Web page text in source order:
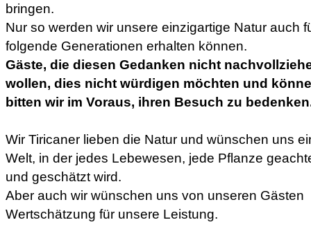
bringen.
Nur so werden wir unsere einzigartige Natur auch
folgende Generationen erhalten können.
Gäste, die diesen Gedanken nicht
wollen, dies nicht würdigen möchten und
bitten wir im Voraus, ihren Besuch zu
Wir Tiricaner lieben die Natur und wünschen uns
Welt, in der jedes Lebewesen, jede Pflanze
und geschätzt wird.
Aber auch wir wünschen uns von unseren Gästen
Wertschätzung für unsere Leistung.